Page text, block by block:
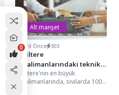
Alt manşet
3 Yıl Önce 303
İngiltere
havalimanlarındaki teknik
sorun nedeniyle sıvı
yasağının süresi uzayacak
İngiltere'nin en büyük
havalimanlarında, sıvılarda 100
ml sınırını kaldıracak yeni
0